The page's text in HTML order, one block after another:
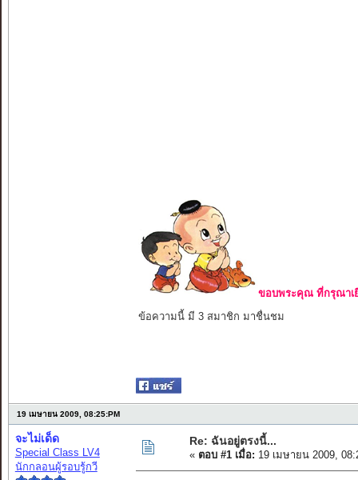
ขอบพระคุณ ที่กรุณาเ
ข้อความนี้ มี 3 สมาชิก มาชื่นชม
19 เมษายน 2009, 08:25:PM
จะไม่เด็ด
Special Class LV4
นักกลอนผู้รอบรู้กวี
Re: ฉันอยู่ตรงนี้...
« ตอบ #1 เมื่อ: 19 เมษายน 2009,